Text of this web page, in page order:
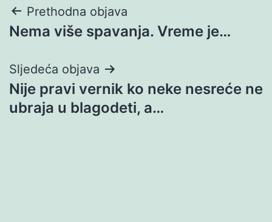
Navigacija
objava
Prethodna objava
Nema više spavanja. Vreme je…
Sljedeća objava
Nije pravi vernik ko neke nesreće ne
ubraja u blagodeti, a…